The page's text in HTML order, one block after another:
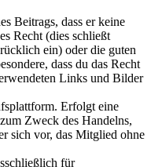
Beitrags, dass er keine
Recht (dies schließt
ein) oder die guten
dass du das Recht
Links und Bilder
Erfolgt eine
Zweck des Handelns,
sich vor, das Mitglied ohne
für